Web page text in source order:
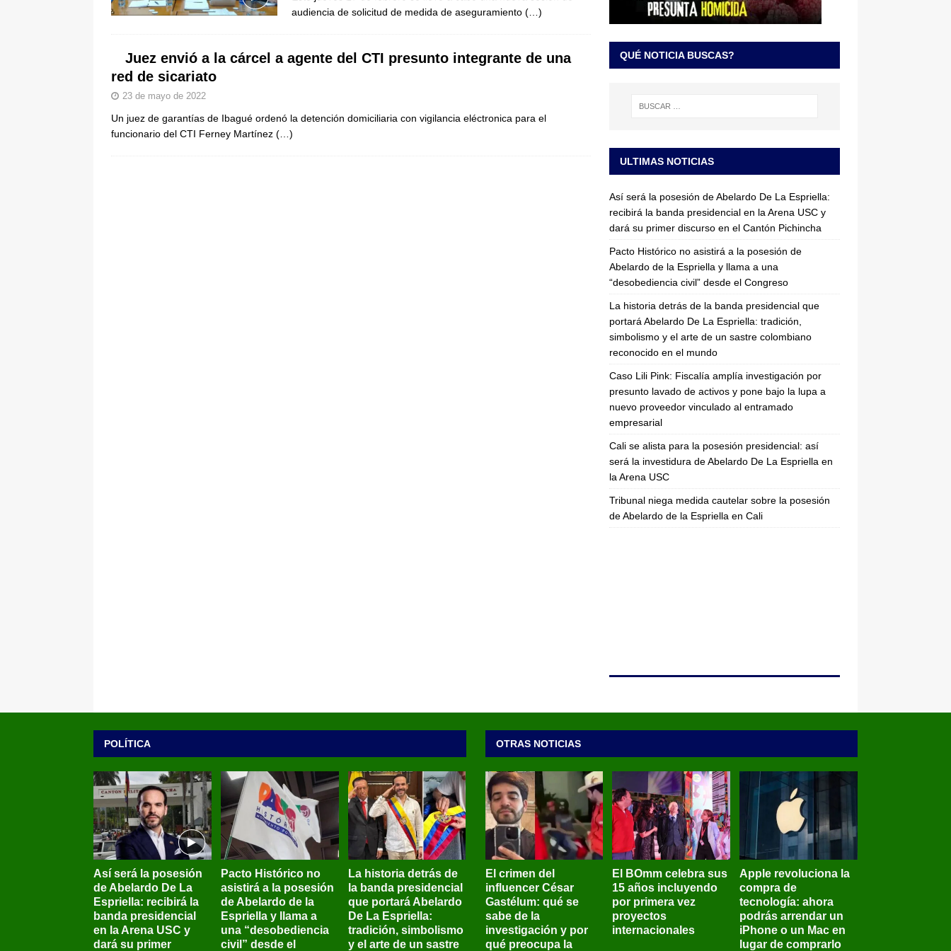
pone bajo la lupa a nuevo proveedor vinculado al entramado empresarial JUDICIALES
De La Espriella en la Arena USC LO ÚLTIMO
audiencia de solicitud de medida de aseguramiento (…)
Juez envió a la cárcel a agente del CTI presunto integrante de una
red de sicariato
23 de mayo de 2022
Un juez de garantías de Ibagué ordenó la detención domiciliaria con vigilancia eléctronica para el
funcionario del CTI Ferney Martínez (…)
QUÉ NOTICIA BUSCAS?
ULTIMAS NOTICIAS
Así será la posesión de Abelardo De La Espriella:
recibirá la banda presidencial en la Arena USC y
dará su primer discurso en el Cantón Pichincha
Pacto Histórico no asistirá a la posesión de
Abelardo de la Espriella y llama a una
“desobediencia civil” desde el Congreso
La historia detrás de la banda presidencial que
portará Abelardo De La Espriella: tradición,
simbolismo y el arte de un sastre colombiano
reconocido en el mundo
Caso Lili Pink: Fiscalía amplía investigación por
presunto lavado de activos y pone bajo la lupa a
nuevo proveedor vinculado al entramado
empresarial
Cali se alista para la posesión presidencial: así
será la investidura de Abelardo De La Espriella en
la Arena USC
Tribunal niega medida cautelar sobre la posesión
de Abelardo de la Espriella en Cali
POLÍTICA
Así será la posesión
de Abelardo De La
Espriella: recibirá la
banda presidencial
en la Arena USC y
dará su primer
Pacto Histórico no
asistirá a la posesión
de Abelardo de la
Espriella y llama a
una “desobediencia
civil” desde el
La historia detrás de
la banda presidencial
que portará Abelardo
De La Espriella:
tradición, simbolismo
y el arte de un sastre
OTRAS NOTICIAS
El crimen del
influencer César
Gastélum: qué se
sabe de la
investigación y por
qué preocupa la
El BOmm celebra sus
15 años incluyendo
por primera vez
proyectos
internacionales
Apple revoluciona la
compra de
tecnología: ahora
podrás arrendar un
iPhone o un Mac en
lugar de comprarlo